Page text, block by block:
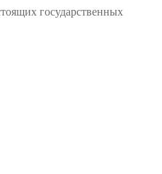
государственных